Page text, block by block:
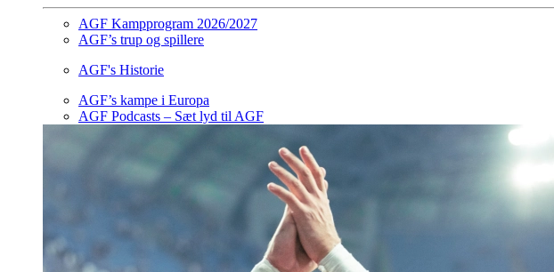
AGF Kampprogram 2026/2027
AGF’s trup og spillere
AGF's Historie
AGF’s kampe i Europa
AGF Podcasts – Sæt lyd til AGF